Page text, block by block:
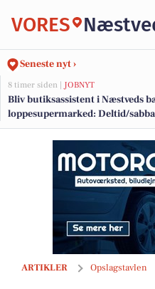
VORES
Seneste nyt ›
8 timer siden | JOBNYT
Bliv butiksassistent i Næstveds
loppesupermarked: Deltid/
fokus på genbrug og
ARTIKLER Opslagstavlen
Crazy Sushi tilbyder ugens